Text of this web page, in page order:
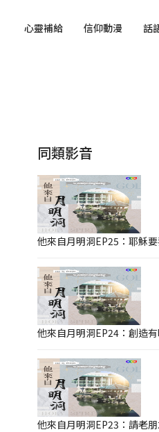
心靈補給 信仰動漫 話
同類影音
他來自月明洞EP25：耶穌
他來自月明洞EP24：創造
他來自月明洞EP23：請老